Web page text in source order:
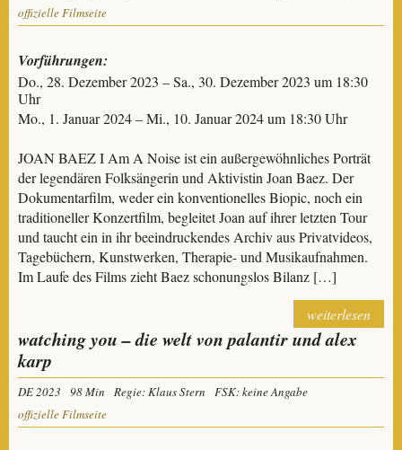
offizielle Filmseite
Vorführungen:
Do., 28. Dezember 2023 – Sa., 30. Dezember 2023 um 18:30
Uhr
Mo., 1. Januar 2024 – Mi., 10. Januar 2024 um 18:30 Uhr
JOAN BAEZ I Am A Noise ist ein außergewöhnliches Porträt
der legendären Folksängerin und Aktivistin Joan Baez. Der
Dokumentarfilm, weder ein konventionelles Biopic, noch ein
traditioneller Konzertfilm, begleitet Joan auf ihrer letzten Tour
und taucht ein in ihr beeindruckendes Archiv aus Privatvideos,
Tagebüchern, Kunstwerken, Therapie- und Musikaufnahmen.
Im Laufe des Films zieht Baez schonungslos Bilanz […]
weiterlesen
watching you – die welt von palantir und alex
karp
DE 2023 98 Min Regie: Klaus Stern
FSK: keine Angabe
offizielle Filmseite